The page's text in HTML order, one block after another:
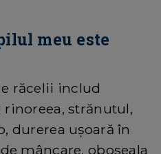
meu este
răcelii includ
rinoreea, strănutul,
durerea ușoară în
mâncare, oboseala